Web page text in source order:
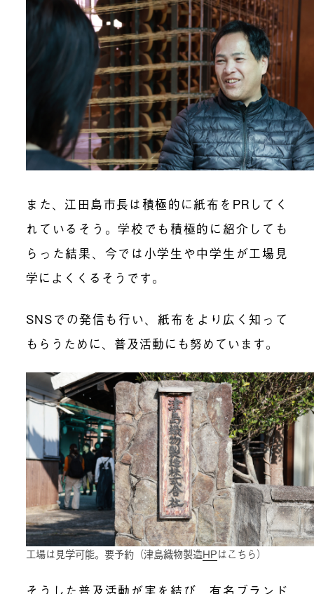
また、江田島市長は積極的に紙布をPRしてく
れているそう。学校でも積極的に紹介しても
らった結果、今では小学生や中学生が工場見
学によくくるそうです。
SNSでの発信も行い、紙布をより広く知って
もらうために、普及活動にも努めています。
工場は見学可能。要予約（津島織物製造HPはこちら）
そうした普及活動が実を結び、有名ブランド